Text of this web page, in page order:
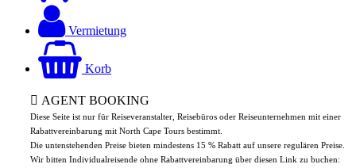
Vermietung
Korb
AGENT BOOKING
Diese Seite ist nur für Reiseveranstalter, Reisebüros oder Reiseunternehmen mit einer
Rabattvereinbarung mit North Cape Tours bestimmt.
Die untenstehenden Preise bieten mindestens 15 % Rabatt auf unsere regulären Preise.
Wir bitten Individualreisende ohne Rabattvereinbarung über diesen Link zu buchen: